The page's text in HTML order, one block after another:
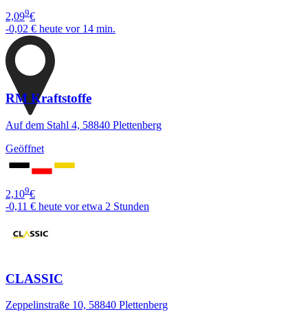
2,099€
-0,02 € heute vor 14 min.
RM Kraftstoffe
Auf dem Stahl 4, 58840 Plettenberg
Geöffnet
2,109€
-0,11 € heute vor etwa 2 Stunden
CLASSIC
Zeppelinstraße 10, 58840 Plettenberg